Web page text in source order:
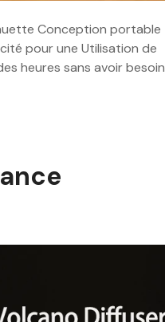
Conception portable
pour une Utilisation de
heures sans avoir besoin